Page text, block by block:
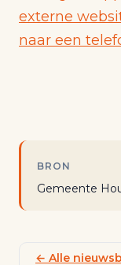
externe
naar een
BRON
Gemeente
← Alle